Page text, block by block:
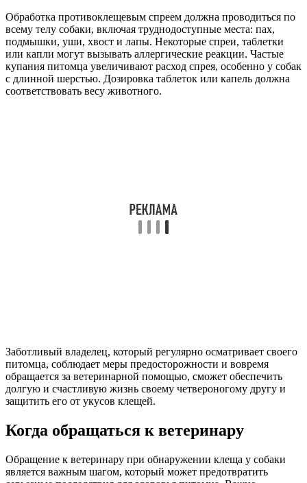
Обработка противоклещевым спреем должна проводиться по
всему телу собаки, включая труднодоступные места: пах,
подмышки, уши, хвост и лапы. Некоторые спреи, таблетки
или капли могут вызывать аллергические реакции. Частые
купания питомца увеличивают расход спрея, особенно у собак
с длинной шерстью. Дозировка таблеток или капель должна
соответствовать весу животного.
Заботливый владелец, который регулярно осматривает своего
питомца, соблюдает меры предосторожности и вовремя
обращается за ветеринарной помощью, сможет обеспечить
долгую и счастливую жизнь своему четвероногому другу и
защитить его от укусов клещей.
Когда обращаться к ветеринару
Обращение к ветеринару при обнаружении клеща у собаки
является важным шагом, который может предотвратить